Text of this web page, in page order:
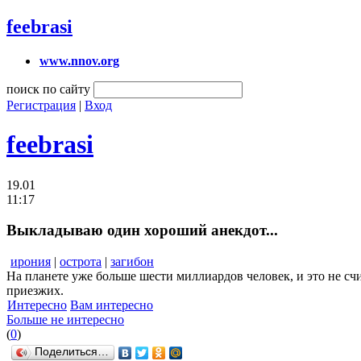
feebrasi
www.nnov.org
поиск по сайту
Регистрация | Вход
feebrasi
19.01
11:17
Выкладываю один хороший анекдот...
ирония | острота | загибон
На планете уже больше шести миллиардов человек, и это не
приезжих.
Интересно Вам интересно
Больше не интересно
(0)
Поделиться…